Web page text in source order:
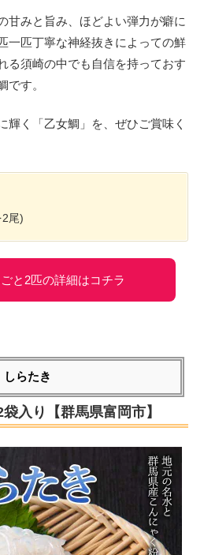
甘みと旨み、ほどよい弾力が癖に
一匹丁寧な神経抜きによっての鮮
る須崎の中でも自信を持っておす
です。
輝く「乙女鯛」を、ぜひご賞味く
尾)
と2匹の詳細はコチラ
しらたき
入り【群馬県富岡市】